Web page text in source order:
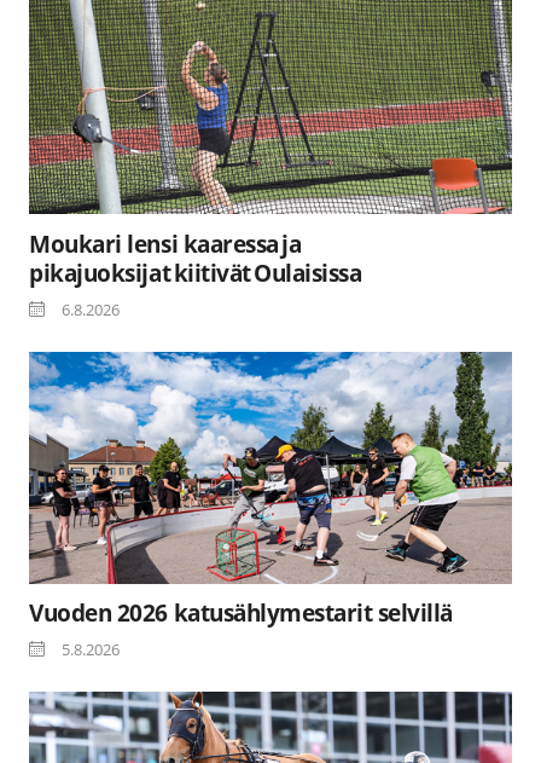
Moukari lensi kaaressa ja
pikajuoksijat kiitivät Oulaisissa
6.8.2026
Vuoden 2026 katusählymestarit selvillä
5.8.2026